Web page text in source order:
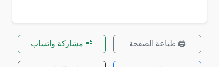
🖨️ طباعة الصفحة 📲 مشاركة واتساب